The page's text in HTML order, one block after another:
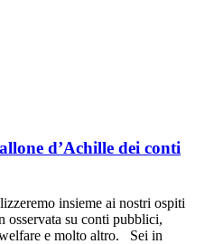
d’Achille dei conti
insieme ai nostri ospiti
osservata su conti pubblici,
e molto altro. Sei in